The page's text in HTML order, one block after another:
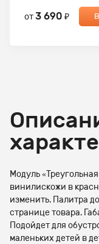
от3 690 ₽
Модуль
винилискожи в
изменить. Палитра
странице товара.
Подойдет для
маленьких детей в